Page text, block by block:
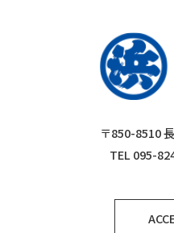
〒850-8510
TEL 095-